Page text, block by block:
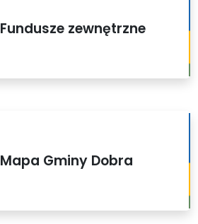
Fundusze zewnętrzne
Mapa Gminy Dobra